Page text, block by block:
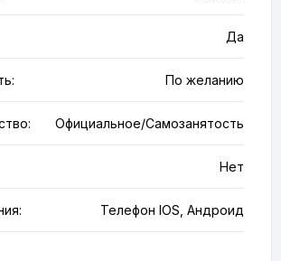
Да
По желанию
Официальное/Самозанятость
Нет
Телефон IOS, Андроид